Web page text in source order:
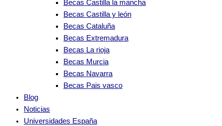
Becas Castilla la mancha
Becas Castilla y león
Becas Cataluña
Becas Extremadura
Becas La rioja
Becas Murcia
Becas Navarra
Becas Pais vasco
Blog
Noticias
Universidades España